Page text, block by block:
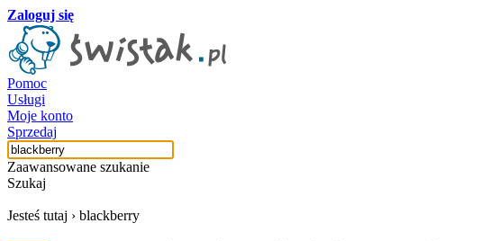
Zaloguj się
Pomoc
Usługi
Moje konto
Sprzedaj
Zaawansowane szukanie
Szukaj
Jesteś tutaj › blackberry